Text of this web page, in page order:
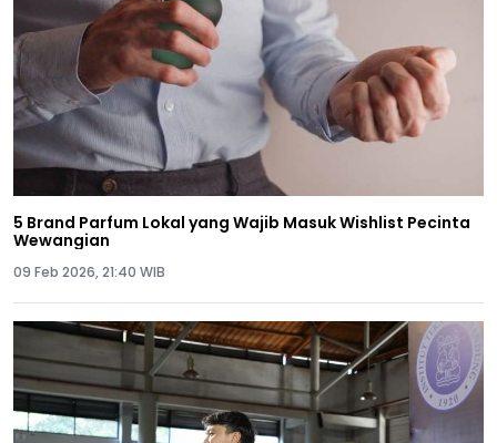
5 Brand Parfum Lokal yang Wajib Masuk Wishlist Pecinta
Wewangian
09 Feb 2026, 21:40 WIB